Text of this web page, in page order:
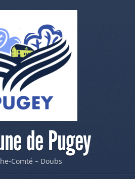
de Pugey
Comté – Doubs